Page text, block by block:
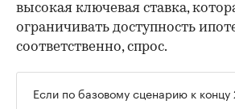
высокая ключевая ставка,
ограничивать доступность
соответственно, спрос.
Если по базовому сценарию к концу